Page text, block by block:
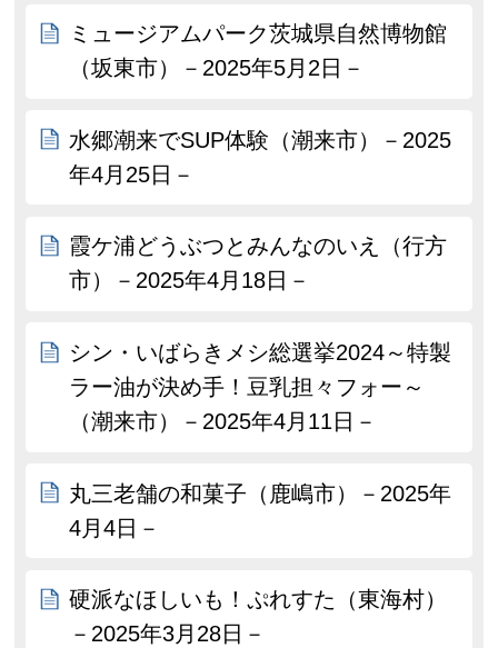
ミュージアムパーク茨城県自然博物館
（坂東市）－2025年5月2日－
水郷潮来でSUP体験（潮来市）－2025
年4月25日－
霞ケ浦どうぶつとみんなのいえ（行方
市）－2025年4月18日－
シン・いばらきメシ総選挙2024～特製
ラー油が決め手！豆乳担々フォー～
（潮来市）－2025年4月11日－
丸三老舗の和菓子（鹿嶋市）－2025年
4月4日－
硬派なほしいも！ぷれすた（東海村）
－2025年3月28日－